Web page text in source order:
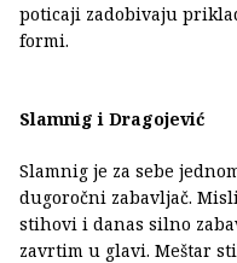
poticaji zadobivaju
formi.
Slamnig i Dragojević
Slamnig je za sebe
dugoročni zabavljač.
stihovi i danas silno
zavrtim u glavi. Meštar